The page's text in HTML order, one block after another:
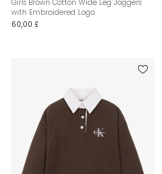
Girls Brown Cotton Wide Leg Joggers
with Embroidered Logo
60,00 £